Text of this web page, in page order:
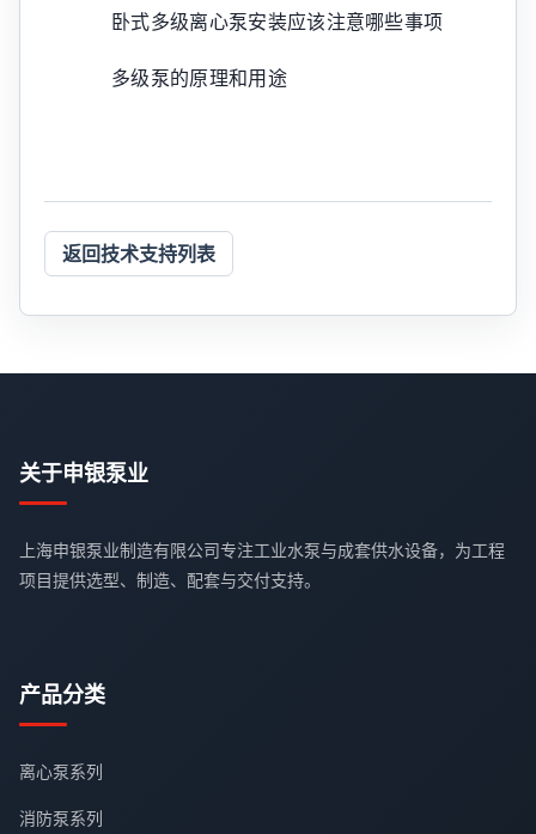
卧式多级离心泵安装应该注意哪些事项
多级泵的原理和用途
返回技术支持列表
关于申银泵业
上海申银泵业制造有限公司专注工业水泵与成套供水设备，为工程
项目提供选型、制造、配套与交付支持。
产品分类
离心泵系列
消防泵系列